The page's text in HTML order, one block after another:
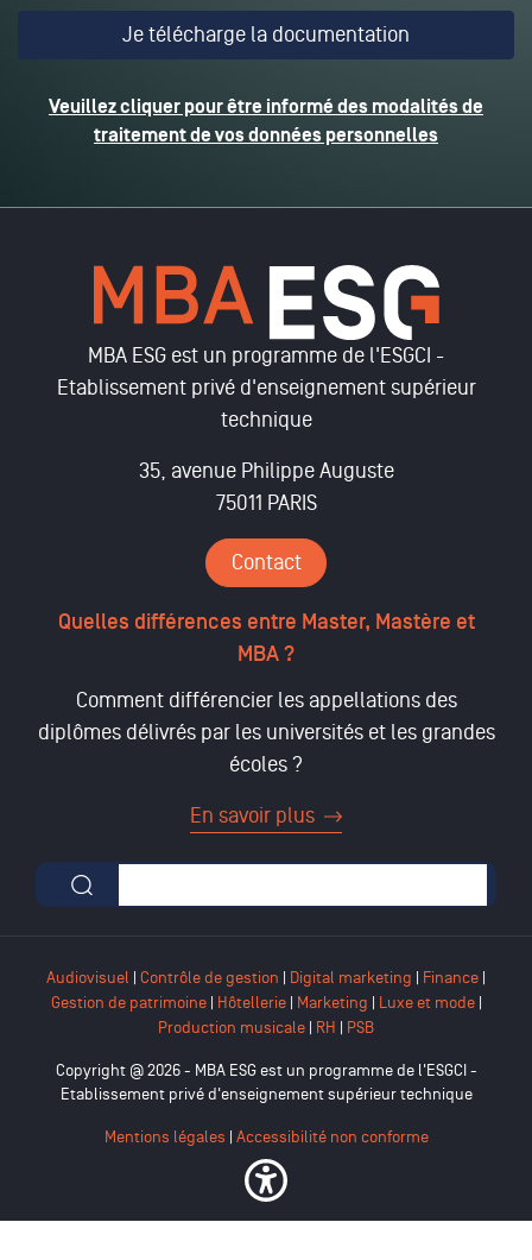
Veuillez cliquer pour être informé des modalités de
traitement de vos données personnelles
MBA ESG est un programme de l'ESGCI -
Etablissement privé d'enseignement supérieur
technique
35, avenue Philippe Auguste
75011 PARIS
Contact
Quelles différences entre Master, Mastère et
MBA ?
Comment différencier les appellations des
diplômes délivrés par les universités et les grandes
écoles ?
En savoir plus
Formulaire de recherche
Audiovisuel Contrôle de gestion Digital marketing Finance
Gestion de patrimoine| Hôtellerie| Marketing Luxe et mode|
Production musicale RH PSB
Copyright @ 2026 - MBA ESG est un programme de l'ESGCI -
Etablissement privé d'enseignement supérieur technique
Mentions légales Accessibilité non conforme